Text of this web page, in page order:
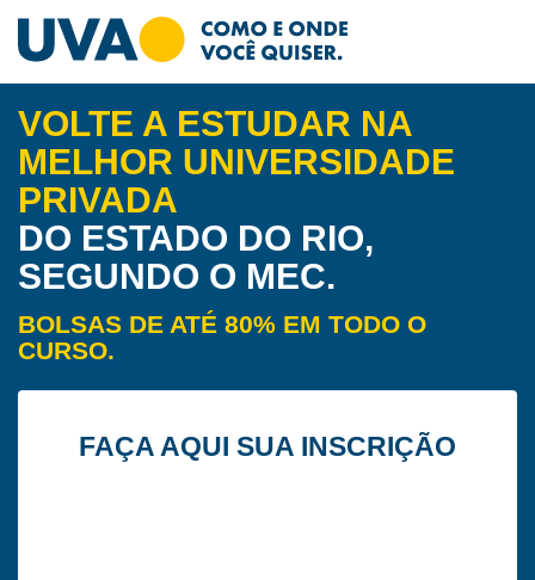
VOLTE A ESTUDAR NA
MELHOR UNIVERSIDADE
PRIVADA
DO ESTADO DO RIO,
SEGUNDO O MEC.
BOLSAS DE ATÉ 80% EM TODO O
CURSO.
FAÇA AQUI SUA INSCRIÇÃO